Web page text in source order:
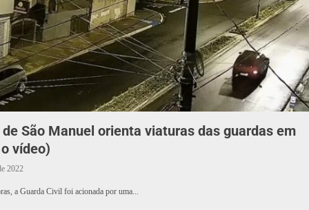
São Manuel orienta viaturas das guardas em
vídeo)
2022
a Guarda Civil foi acionada por uma...